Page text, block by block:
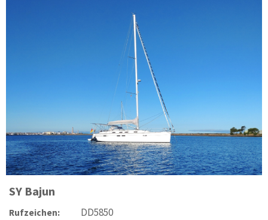
SY Bajun
Rufzeichen: DD5850